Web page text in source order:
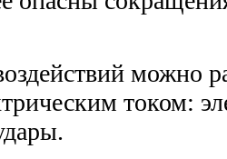
можно
током: